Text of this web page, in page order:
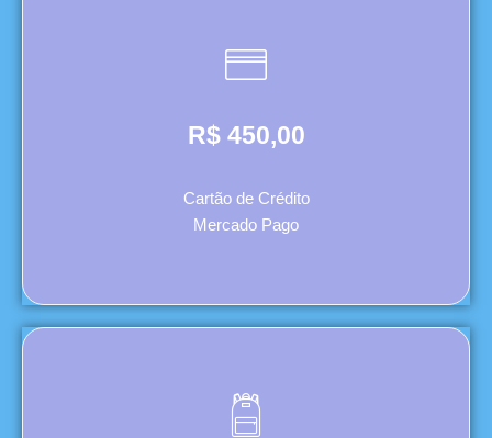
R$ 450,00
Cartão de Crédito
Mercado Pago